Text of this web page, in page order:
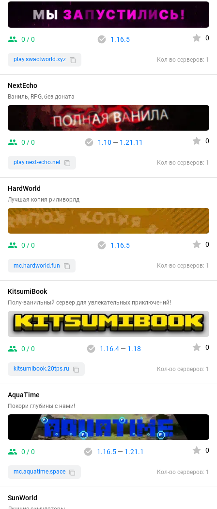
0 / 0 1.16.5 0
play.swactworld.xyz Кол-во серверов: 1
NextEcho
Ваниль, RPG, без доната
0 / 0 1.10 — 1.21.11 0
play.next-echo.net Кол-во серверов: 1
HardWorld
Лучшая копия риливорлд
0 / 0 1.16.5 0
mc.hardworld.fun Кол-во серверов: 1
KitsumiBook
Полу-ванильный сервер для увлекательных приключений!
0 / 0 1.16.4— 1.18 0
kitsumibook.20tps.ru Кол-во серверов: 1
AquaTime
Покори глубины с нами!
0 / 0 1.16.5— 1.21.1 0
mc.aquatime.space Кол-во серверов: 1
SunWorld